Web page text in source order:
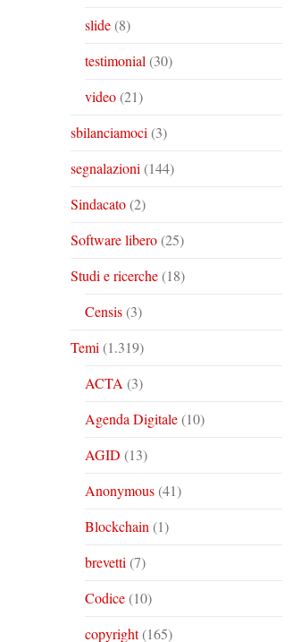
slide(8)
testimonial (30)
video(21)
sbilanciamoci (3)
segnalazioni (144)
Sindacato(2)
Software libero(25)
Studi e ricerche(18)
Censis(3)
Temi (1.319)
ACTA (3)
Agenda Digitale(10)
AGID (13)
Anonymous(41)
Blockchain (1)
brevetti (7)
Codice(10)
copyright(165)